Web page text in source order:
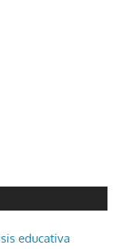
educativa